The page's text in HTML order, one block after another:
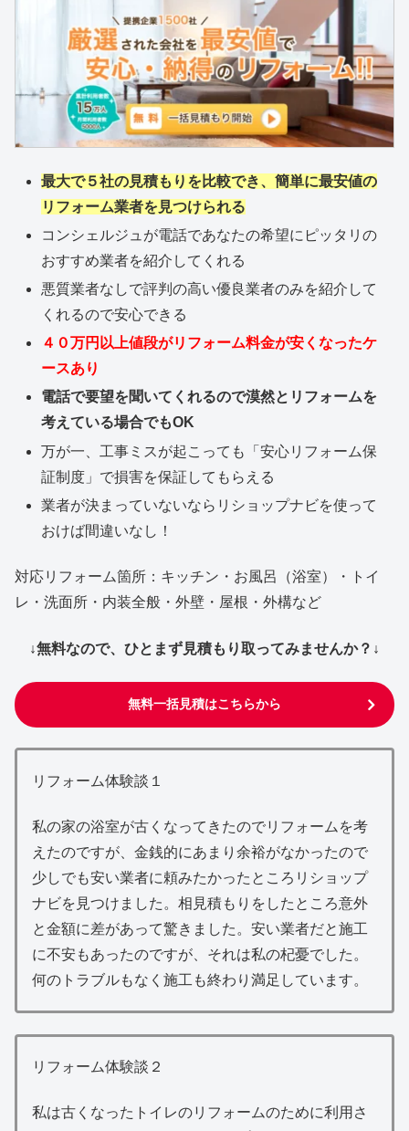
最大で５社の見積もりを比較でき、簡単に最安値の
リフォーム業者を見つけられる
コンシェルジュが電話であなたの希望にピッタリの
おすすめ業者を紹介してくれる
悪質業者なしで評判の高い優良業者のみを紹介して
くれるので安心できる
４０万円以上値段がリフォーム料金が安くなったケ
ースあり
電話で要望を聞いてくれるので漠然とリフォームを
考えている場合でもOK
万が一、工事ミスが起こっても「安心リフォーム保
証制度」で損害を保証してもらえる
業者が決まっていないならリショップナビを使って
おけば間違いなし！
対応リフォーム箇所：キッチン・お風呂（浴室）・トイ
レ・洗面所・内装全般・外壁・屋根・外構など
↓無料なので、ひとまず見積もり取ってみませんか？↓
無料一括見積はこちらから
リフォーム体験談１
私の家の浴室が古くなってきたのでリフォームを考
えたのですが、金銭的にあまり余裕がなかったので
少しでも安い業者に頼みたかったところリショップ
ナビを見つけました。相見積もりをしたところ意外
と金額に差があって驚きました。安い業者だと施工
に不安もあったのですが、それは私の杞憂でした。
何のトラブルもなく施工も終わり満足しています。
リフォーム体験談２
私は古くなったトイレのリフォームのために利用さ